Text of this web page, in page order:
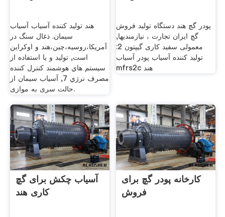
هند تولید کننده آسیاب آسیاب
سیمان. ذغال سنگ در
آمریکا،روسیه،چین،هند و اوکراین
است, تولید و یا استفاده از
سیستم هاي هوشمند كنترل كننده
مصرف نرژي 7, آسیاب سیمان از
حالت سری به موازی.
پودر گچ هند دستگاه تولید فروش
گچ ایران تجارت ، نیازمندیها,
معمولی سفید کاری گیپتون 2:
تولید کننده آسیاب پودر آسیاب
mfrs2c هند
آسیاب چکش برای گچ
کاری هند
کارخانه پودر گچ برای
فروش